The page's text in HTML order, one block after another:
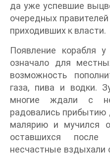
да уже успевшие
очередных
приходивших к власти.
Появление корабля у
означало для
возможность
газа, пива и водки.
многие ждали с
радовались прибытию
малярию и мучился
оставшихся
несчастные вздыхали